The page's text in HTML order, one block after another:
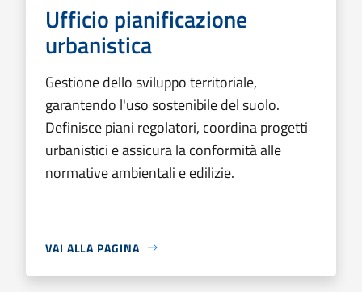
Ufficio pianificazione
urbanistica
Gestione dello sviluppo territoriale,
garantendo l'uso sostenibile del suolo.
Definisce piani regolatori, coordina progetti
urbanistici e assicura la conformità alle
normative ambientali e edilizie.
VAI ALLA PAGINA